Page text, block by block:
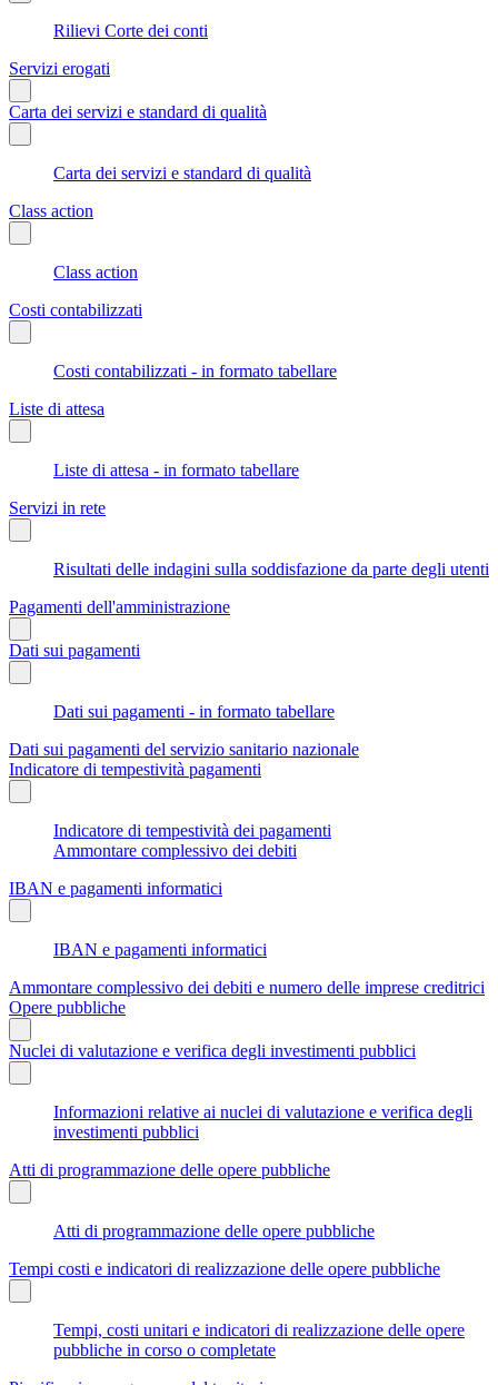
Rilievi Corte dei conti
Servizi erogati
Carta dei servizi e standard di qualità
Carta dei servizi e standard di qualità
Class action
Class action
Costi contabilizzati
Costi contabilizzati - in formato tabellare
Liste di attesa
Liste di attesa - in formato tabellare
Servizi in rete
Risultati delle indagini sulla soddisfazione da parte degli utenti
Pagamenti dell'amministrazione
Dati sui pagamenti
Dati sui pagamenti - in formato tabellare
Dati sui pagamenti del servizio sanitario nazionale
Indicatore di tempestività pagamenti
Indicatore di tempestività dei pagamenti
Ammontare complessivo dei debiti
IBAN e pagamenti informatici
IBAN e pagamenti informatici
Ammontare complessivo dei debiti e numero delle imprese creditrici
Opere pubbliche
Nuclei di valutazione e verifica degli investimenti pubblici
Informazioni relative ai nuclei di valutazione e verifica degli
investimenti pubblici
Atti di programmazione delle opere pubbliche
Atti di programmazione delle opere pubbliche
Tempi costi e indicatori di realizzazione delle opere pubbliche
Tempi, costi unitari e indicatori di realizzazione delle opere
pubbliche in corso o completate